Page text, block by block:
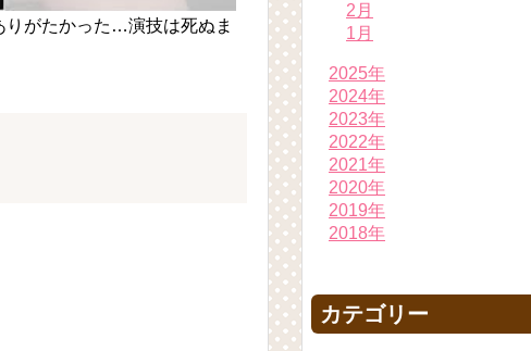
りがたかった…演技は死ぬま
2月
1月
2025年
2024年
2023年
2022年
2021年
2020年
2019年
2018年
カテゴリー